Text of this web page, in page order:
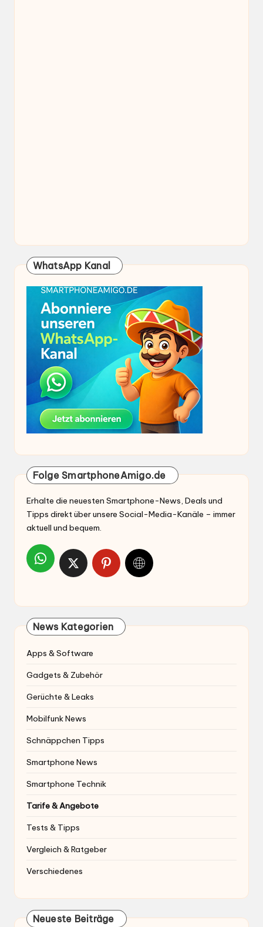
WhatsApp Kanal
Folge SmartphoneAmigo.de
Erhalte die neuesten Smartphone-News, Deals und
Tipps direkt über unsere Social-Media-Kanäle – immer
aktuell und bequem.
News Kategorien
Apps & Software
Gadgets & Zubehör
Gerüchte & Leaks
Mobilfunk News
Schnäppchen Tipps
Smartphone News
Smartphone Technik
Tarife & Angebote
Tests & Tipps
Vergleich & Ratgeber
Verschiedenes
Neueste Beiträge